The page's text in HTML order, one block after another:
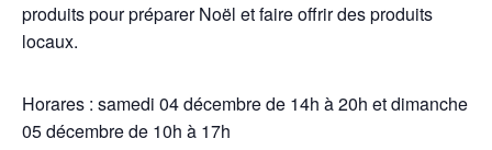
produits pour préparer Noël et faire offrir des produits
locaux.
Horares : samedi 04 décembre de 14h à 20h et dimanche
05 décembre de 10h à 17h